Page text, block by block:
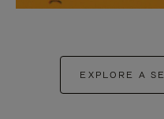
EXPLORE A